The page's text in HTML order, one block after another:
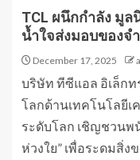
TCL ผนึกกำลัง มู
น้ำใจส่งมอบของจ
December 17, 2025
บริษัท ทีซีแอล อิเล็ก
โลกด้านเทคโนโลยีเ
ระดับโลก เชิญชวนพ
ห่วงใย” เพื่อระดมสิ่ง